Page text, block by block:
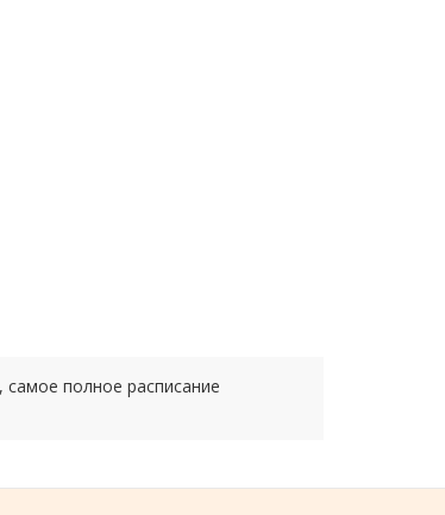
полное расписание